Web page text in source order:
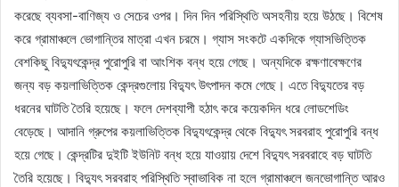
করেছে ব্যবসা-বাণিজ্য ও সেচের ওপর। দিন দিন পরিস্থিতি অসহনীয় হয়ে উঠছে। বিশেষ
করে গ্রামাঞ্চলে ভোগান্তির মাত্রা এখন চরমে। গ্যাস সংকটে একদিকে গ্যাসভিত্তিক
বেশকিছু বিদ্যুৎকেন্দ্র পুরোপুরি বা আংশিক বন্ধ হয়ে গেছে। অন্যদিকে রক্ষণাবেক্ষণের
জন্য বড় কয়লাভিত্তিক কেন্দ্রগুলোয় বিদ্যুৎ উৎপাদন কমে গেছে। এতে বিদ্যুতের বড়
ধরনের ঘাটতি তৈরি হয়েছে। ফলে দেশব্যাপী হঠাৎ করে কয়েকদিন ধরে লোডশেডিং
বেড়েছে। আদানি গ্রুপের কয়লাভিত্তিক বিদ্যুৎকেন্দ্র থেকে বিদ্যুৎ সরবরাহ পুরোপুরি বন্ধ
হয়ে গেছে। কেন্দ্রটির দুইটি ইউনিট বন্ধ হয়ে যাওয়ায় দেশে বিদ্যুৎ সরবরাহে বড় ঘাটতি
তৈরি হয়েছে। বিদ্যুৎ সরবরাহ পরিস্থিতি স্বাভাবিক না হলে গ্রামাঞ্চলে জনভোগান্তি আরও